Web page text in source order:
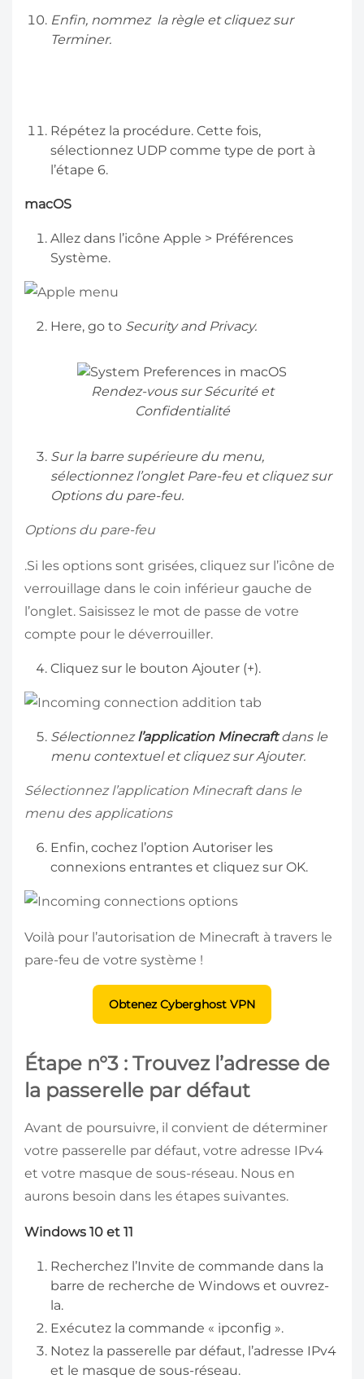
Enfin, nommez la règle et cliquez sur
Terminer.
Répétez la procédure. Cette fois,
sélectionnez UDP comme type de port à
l’étape 6.
macOS
Allez dans l’icône Apple > Préférences
Système.
Here, go to Security and Privacy.
Rendez-vous sur Sécurité et
Confidentialité
Sur la barre supérieure du menu,
sélectionnez l’onglet Pare-feu et cliquez sur
Options du pare-feu.
Options du pare-feu
.Si les options sont grisées, cliquez sur l’icône de
verrouillage dans le coin inférieur gauche de
l’onglet. Saisissez le mot de passe de votre
compte pour le déverrouiller.
Cliquez sur le bouton Ajouter (+).
Sélectionnezl’application Minecraftdans le
menu contextuel et cliquez sur Ajouter.
Sélectionnez l’application Minecraft dans le
menu des applications
Enfin, cochez l’option Autoriser les
connexions entrantes et cliquez sur OK.
Voilà pour l’autorisation de Minecraft à travers le
pare-feu de votre système !
Obtenez Cyberghost VPN
Étape n°3 : Trouvez l’adresse de
la passerelle par défaut
Avant de poursuivre, il convient de déterminer
votre passerelle par défaut, votre adresse IPv4
et votre masque de sous-réseau. Nous en
aurons besoin dans les étapes suivantes.
Windows 10 et 11
Recherchez l’Invite de commande dans la
barre de recherche de Windows et ouvrez-
la.
Exécutez la commande « ipconfig ».
Notez la passerelle par défaut, l’adresse IPv4
et le masque de sous-réseau.